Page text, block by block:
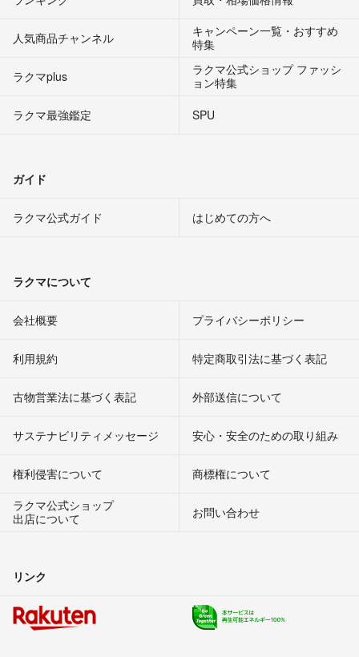
人気商品チャンネル
キャンペーン一覧・おすすめ
特集
ラクマplus
ラクマ公式ショップ ファッシ
ョン特集
ラクマ最強鑑定
SPU
ガイド
ラクマ公式ガイド はじめての方へ
ラクマについて
会社概要 プライバシーポリシー
利用規約 特定商取引法に基づく表記
古物営業法に基づく表記 外部送信について
サステナビリティメッセージ 安心・安全のための取り組み
権利侵害について
商標権について
ラクマ公式ショップ
出店について
お問い合わせ
リンク